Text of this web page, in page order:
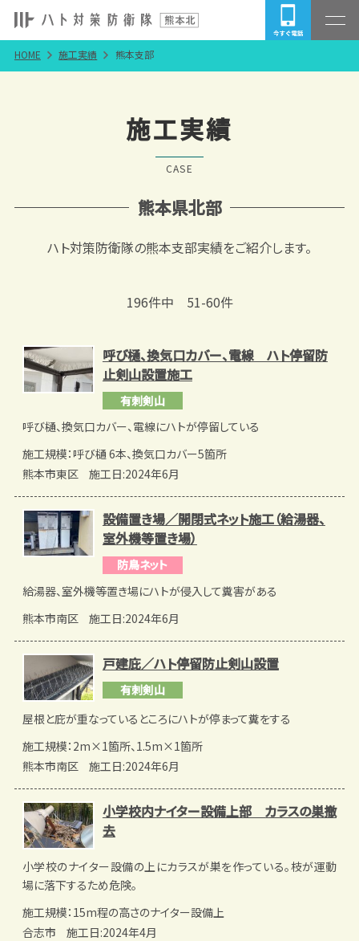
HOME 施工実績 熊本支部
施工実績
CASE
熊本県北部
ハト対策防衛隊の熊本支部実績をご紹介します。
196件中 51-60件
呼び樋、換気口カバー、電線 ハト停留防
止剣山設置施工
有刺剣山
呼び樋、換気口カバー、電線にハトが停留している
施工規模：呼び樋 6本、換気口カバー5箇所
熊本市東区
施工日:2024年6月
設備置き場／開閉式ネット施工（給湯器、
室外機等置き場）
防鳥ネット
給湯器、室外機等置き場にハトが侵入して糞害がある
熊本市南区
施工日:2024年6月
戸建庇／ハト停留防止剣山設置
有刺剣山
屋根と庇が重なっているところにハトが停まって糞をする
施工規模：2m×1箇所、1.5m×1箇所
熊本市南区
施工日:2024年6月
小学校内ナイター設備上部 カラスの巣撤
去
小学校のナイター設備の上にカラスが巣を作っている。枝が運動
場に落下するため危険。
施工規模：15m程の高さのナイター設備上
合志市
施工日:2024年4月